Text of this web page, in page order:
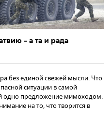
– а та и рада
без единой свежей мысли. Что
ситуации в самой
одно предложение мимоходом:
на то, что творится в